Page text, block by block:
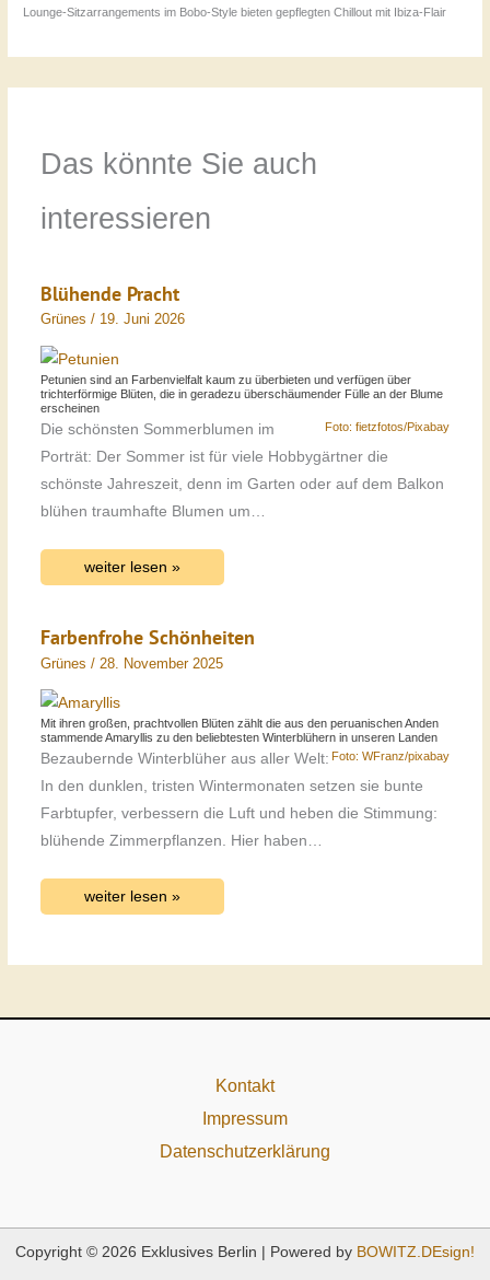
Lounge-Sitzarrangements im Bobo-Style bieten gepflegten Chillout mit Ibiza-Flair
Das könnte Sie auch
interessieren
Blühende Pracht
Grünes / 19. Juni 2026
Petunien sind an Farbenvielfalt kaum zu überbieten und verfügen über
trichterförmige Blüten, die in geradezu überschäumender Fülle an der Blume
erscheinen
Foto: fietzfotos/Pixabay
Die schönsten Sommerblumen im
Porträt: Der Sommer ist für viele Hobbygärtner die
schönste Jahreszeit, denn im Garten oder auf dem Balkon
blühen traumhafte Blumen um…
weiter lesen »
Farbenfrohe Schönheiten
Grünes / 28. November 2025
Mit ihren großen, prachtvollen Blüten zählt die aus den peruanischen Anden
stammende Amaryllis zu den beliebtesten Winterblühern in unseren Landen
Foto: WFranz/pixabay
Bezaubernde Winterblüher aus aller Welt:
In den dunklen, tristen Wintermonaten setzen sie bunte
Farbtupfer, verbessern die Luft und heben die Stimmung:
blühende Zimmerpflanzen. Hier haben…
weiter lesen »
Kontakt
Impressum
Datenschutzerklärung
Copyright © 2026 Exklusives Berlin | Powered by BOWITZ.DEsign!